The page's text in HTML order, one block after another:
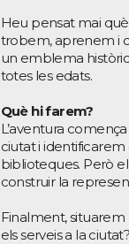
Heu pensat mai
trobem, aprenem i
un emblema
totes les edats.
Què hi farem?
L’aventura
ciutat i
biblioteques. Però
construir la
Finalment, situarem
els serveis a la